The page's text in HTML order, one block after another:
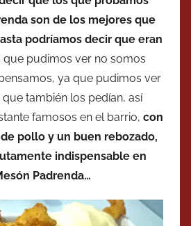
son de los mejores que
podríamos decir que eran
que pudimos ver no somos
ya que pudimos ver
también los pedían, así
famosos en el barrio, con
pollo y un buen rebozado,
indispensable en
Padrenda…